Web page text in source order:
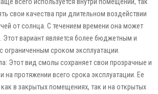
свои качества при длительном воздействии
от солнца. С течением времени она может
Этот вариант является более бюджетным и
ограниченным сроком эксплуатации.
Этот вид смолы сохраняет свои прозрачные и
на протяжении всего срока эксплуатации. Ее
в закрытых помещениях, так и на открытых